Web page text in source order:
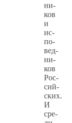
ни­
ков
и
ис­
по­
вед­
ни­
ков
Рос­
сий­
ских.
И
сре­